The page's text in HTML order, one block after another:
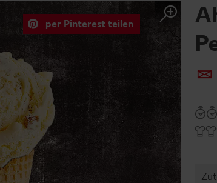
per Pinterest teilen